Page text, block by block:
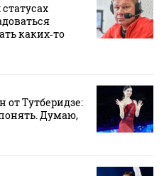
каких‑то
от Тутберидзе:
Думаю,